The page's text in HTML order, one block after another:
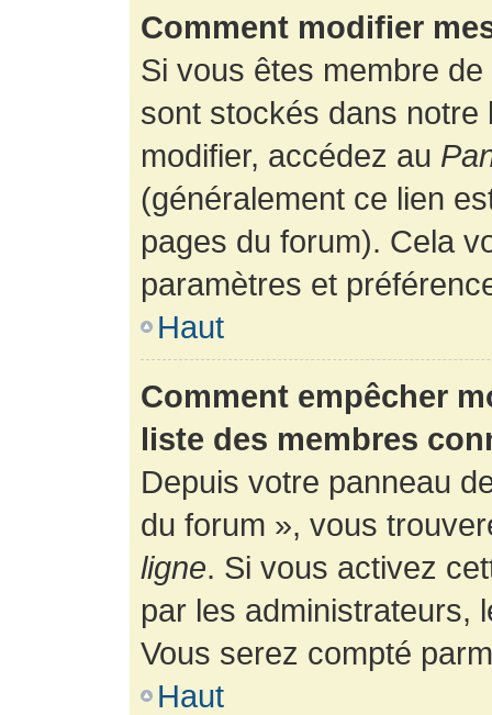
Comment modifier
Si vous êtes membre
sont stockés dans
modifier, accédez au
(généralement ce lien
pages du forum). Cela
paramètres et
Haut
Comment empêcher
liste des membres
Depuis votre panneau
du forum », vous
ligne. Si vous activez
par les administrateurs,
Vous serez compté
Haut